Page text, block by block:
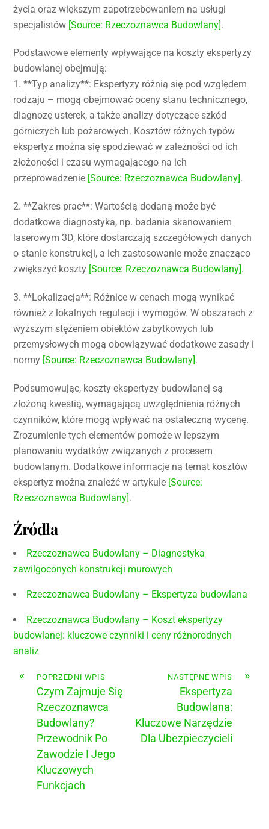
życia oraz większym zapotrzebowaniem na usługi
specjalistów [Source: Rzeczoznawca Budowlany].
Podstawowe elementy wpływające na koszty ekspertyzy
budowlanej obejmują:
1. **Typ analizy**: Ekspertyzy różnią się pod względem
rodzaju – mogą obejmować oceny stanu technicznego,
diagnozę usterek, a także analizy dotyczące szkód
górniczych lub pożarowych. Kosztów różnych typów
ekspertyz można się spodziewać w zależności od ich
złożoności i czasu wymagającego na ich
przeprowadzenie [Source: Rzeczoznawca Budowlany].
2. **Zakres prac**: Wartością dodaną może być
dodatkowa diagnostyka, np. badania skanowaniem
laserowym 3D, które dostarczają szczegółowych danych
o stanie konstrukcji, a ich zastosowanie może znacząco
zwiększyć koszty [Source: Rzeczoznawca Budowlany].
3. **Lokalizacja**: Różnice w cenach mogą wynikać
również z lokalnych regulacji i wymogów. W obszarach z
wyższym stężeniem obiektów zabytkowych lub
przemysłowych mogą obowiązywać dodatkowe zasady i
normy [Source: Rzeczoznawca Budowlany].
Podsumowując, koszty ekspertyzy budowlanej są
złożoną kwestią, wymagającą uwzględnienia różnych
czynników, które mogą wpływać na ostateczną wycenę.
Zrozumienie tych elementów pomoże w lepszym
planowaniu wydatków związanych z procesem
budowlanym. Dodatkowe informacje na temat kosztów
ekspertyz można znaleźć w artykule [Source:
Rzeczoznawca Budowlany].
Źródła
Rzeczoznawca Budowlany – Diagnostyka
zawilgoconych konstrukcji murowych
Rzeczoznawca Budowlany – Ekspertyza budowlana
Rzeczoznawca Budowlany – Koszt ekspertyzy
budowlanej: kluczowe czynniki i ceny różnorodnych
analiz
« POPRZEDNI WPIS
Czym Zajmuje Się
Rzeczoznawca
Budowlany?
Przewodnik Po
Zawodzie I Jego
Kluczowych
Funkcjach
»
NASTĘPNE WPIS
Ekspertyza
Budowlana:
Kluczowe Narzędzie
Dla Ubezpieczycieli